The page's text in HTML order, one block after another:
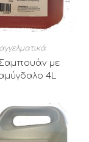
με
4L